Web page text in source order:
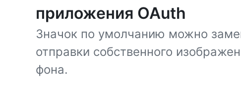
приложения OAuth
Значок по умолчанию можно
отправки собственного
фона.